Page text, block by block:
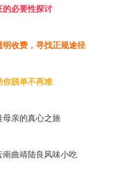
的必要性探讨
收费，寻找正规途径
你脱单不再难
亲的真心之旅
曲靖陆良风味小吃